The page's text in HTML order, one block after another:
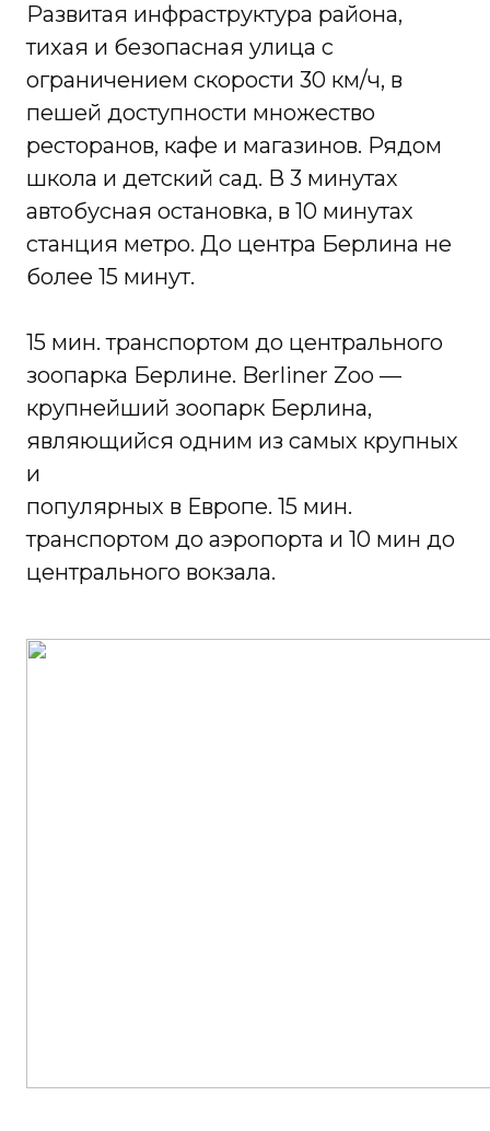
Развитая инфраструктура района,
тихая и безопасная улица с
ограничением скорости 30 км/ч, в
пешей доступности множество
ресторанов, кафе и магазинов. Рядом
школа и детский сад. В 3 минутах
автобусная остановка, в 10 минутах
станция метро. До центра Берлина не
более 15 минут.
15 мин. транспортом до центрального
зоопарка Берлине. Berliner Zoo —
крупнейший зоопарк Берлина,
являющийся одним из самых крупных
и
популярных в Европе. 15 мин.
транспортом до аэропорта и 10 мин до
центрального вокзала.